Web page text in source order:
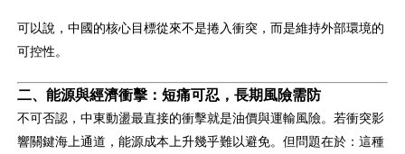
可以說，中國的核心目標從來不是捲入衝突，而是維持外部環境的
可控性。
二、能源與經濟衝擊：短痛可忍，長期風險需防
不可否認，中東動盪最直接的衝擊就是油價與運輸風險。若衝突影
響關鍵海上通道，能源成本上升幾乎難以避免。但問題在於：這種